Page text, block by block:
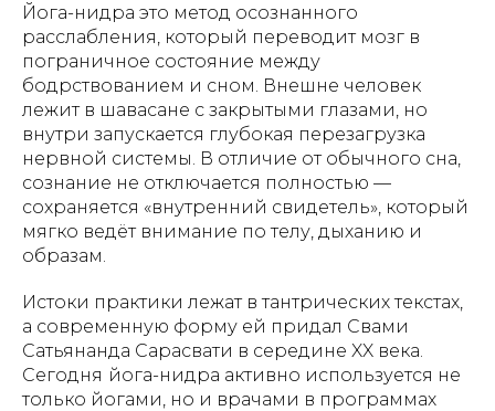
Йога-нидра это метод осознанного
расслабления, который переводит мозг в
пограничное состояние между
бодрствованием и сном. Внешне человек
лежит в шавасане с закрытыми глазами, но
внутри запускается глубокая перезагрузка
нервной системы. В отличие от обычного сна,
сознание не отключается полностью —
сохраняется «внутренний свидетель», который
мягко ведёт внимание по телу, дыханию и
образам.
Истоки практики лежат в тантрических текстах,
а современную форму ей придал Свами
Сатьянанда Сарасвати в середине XX века.
Сегодня йога-нидра активно используется не
только йогами, но и врачами в программах